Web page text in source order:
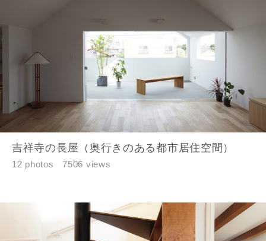
吉祥寺の長屋（奥行きのある都市居住空間）
12 photos 7506 views
同居する家族構成
当社は，当社の プライバシーポリシー
に則って，いただい
た情報を利用します。
当社は、本サービス又は利用契約に関し，お客様に発生した
損害について、債務不履行責任、不法行為責任、その他の法